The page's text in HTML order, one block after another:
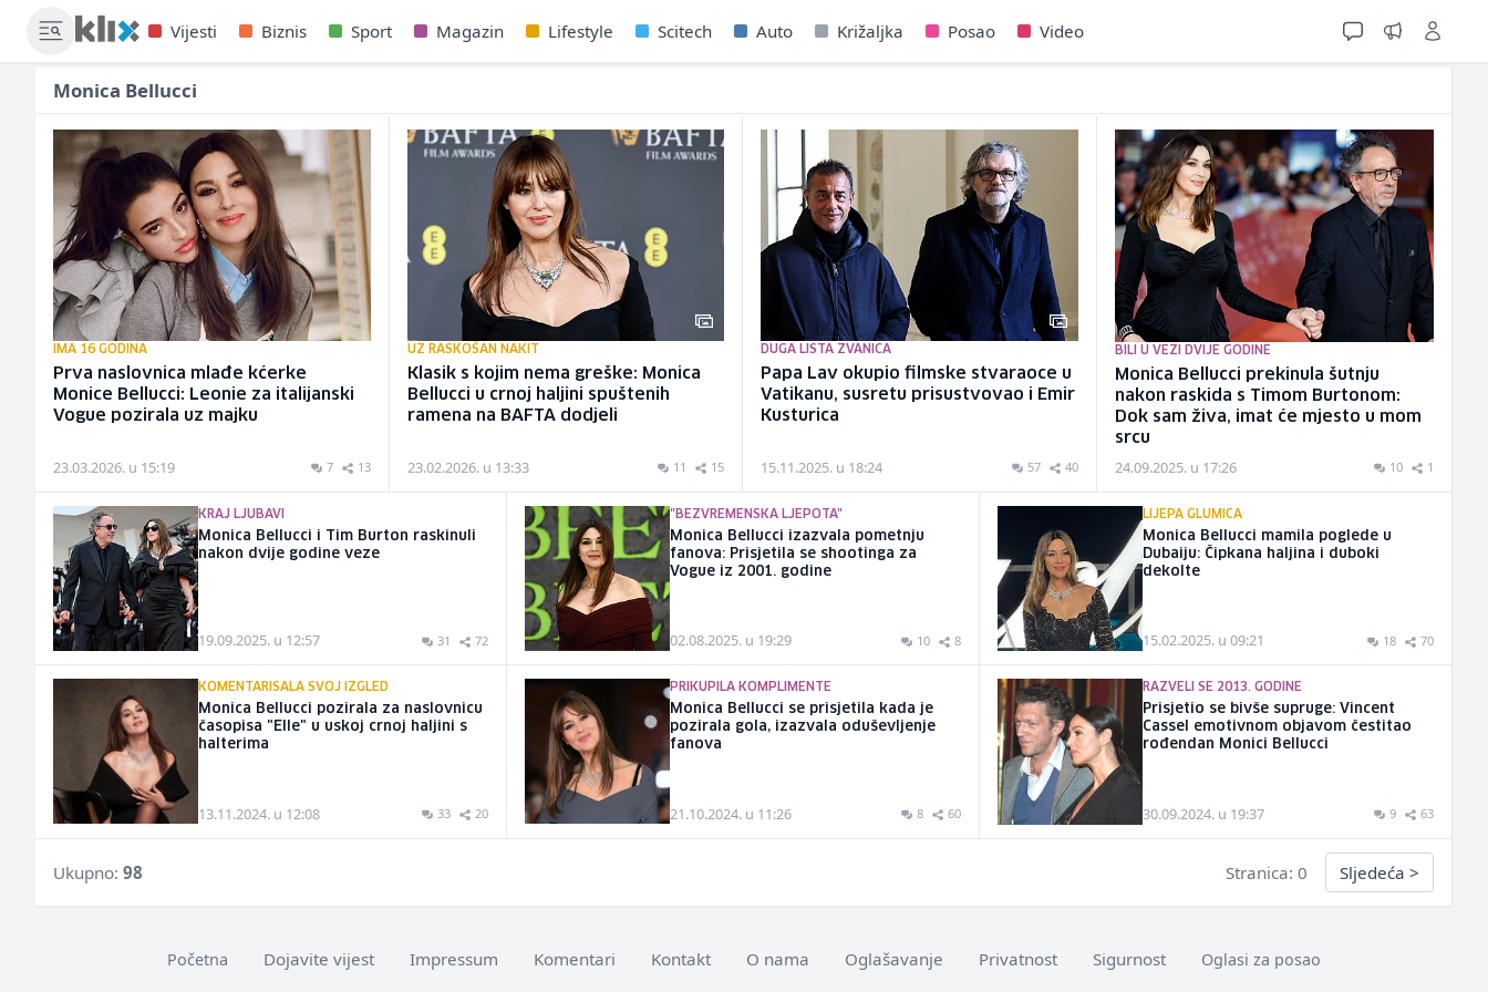
Vijesti Biznis Sport Magazin Lifestyle Scitech Auto Križaljka Posao Video
Monica Bellucci
IMA 16 GODINA
Prva naslovnica mlađe kćerke
Monice Bellucci: Leonie za italijanski
Vogue pozirala uz majku
23.03.2026. u 15:19 7 13
UZ RASKOŠAN NAKIT
Klasik s kojim nema greške: Monica
Bellucci u crnoj haljini spuštenih
ramena na BAFTA dodjeli
23.02.2026. u 13:33 11 15
DUGA LISTA ZVANICA
Papa Lav okupio filmske stvaraoce u
Vatikanu, susretu prisustvovao i Emir
Kusturica
15.11.2025. u 18:24 57 40
BILI U VEZI DVIJE GODINE
Monica Bellucci prekinula šutnju
nakon raskida s Timom Burtonom:
Dok sam živa, imat će mjesto u mom
srcu
24.09.2025. u 17:26 10 1
KRAJ LJUBAVI
Monica Bellucci i Tim Burton raskinuli
nakon dvije godine veze
19.09.2025. u 12:57 31 72
"BEZVREMENSKA LJEPOTA"
Monica Bellucci izazvala pometnju
fanova: Prisjetila se shootinga za
Vogue iz 2001. godine
02.08.2025. u 19:29 10 8
LIJEPA GLUMICA
Monica Bellucci mamila poglede u
Dubaiju: Čipkana haljina i duboki
dekolte
15.02.2025. u 09:21 18 70
KOMENTARISALA SVOJ IZGLED
Monica Bellucci pozirala za naslovnicu
časopisa "Elle" u uskoj crnoj haljini s
halterima
13.11.2024. u 12:08 33 20
PRIKUPILA KOMPLIMENTE
Monica Bellucci se prisjetila kada je
pozirala gola, izazvala oduševljenje
fanova
21.10.2024. u 11:26 8 60
RAZVELI SE 2013. GODINE
Prisjetio se bivše supruge: Vincent
Cassel emotivnom objavom čestitao
rođendan Monici Bellucci
30.09.2024. u 19:37 9 63
Ukupno: 98 Stranica: 0 Sljedeća >
Početna Dojavite vijest Impressum Komentari Kontakt O nama Oglašavanje Privatnost Sigurnost Oglasi za posao